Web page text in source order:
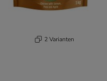
2 Varianten